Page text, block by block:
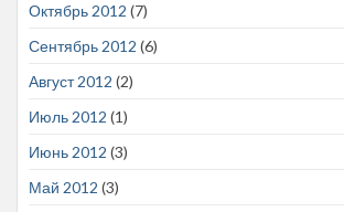
Октябрь 2012 (7)
Сентябрь 2012 (6)
Август 2012 (2)
Июль 2012 (1)
Июнь 2012 (3)
Май 2012 (3)